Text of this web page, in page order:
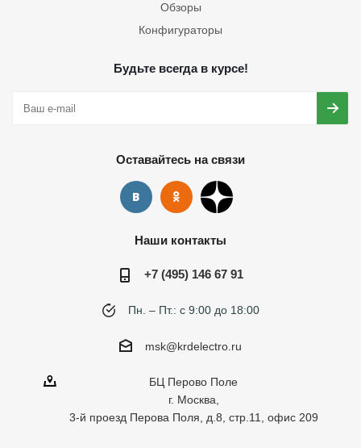
Обзоры
Конфигураторы
Будьте всегда в курсе!
Оставайтесь на связи
Наши контакты
+7 (495) 146 67 91
Пн. – Пт.: с 9:00 до 18:00
msk@krdelectro.ru
БЦ Перово Поле
г. Москва,
3-й проезд Перова Поля, д.8, стр.11, офис 209